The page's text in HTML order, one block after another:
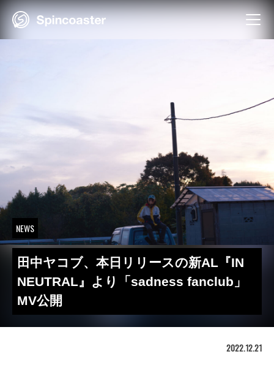
Skip
NEWS
田中ヤコブ、本日リリースの新AL『IN
NEUTRAL』より「sadness fanclub」
MV公開
2022.12.21